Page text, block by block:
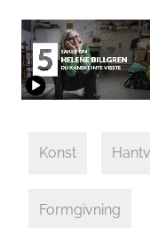
Konst
Formgivning